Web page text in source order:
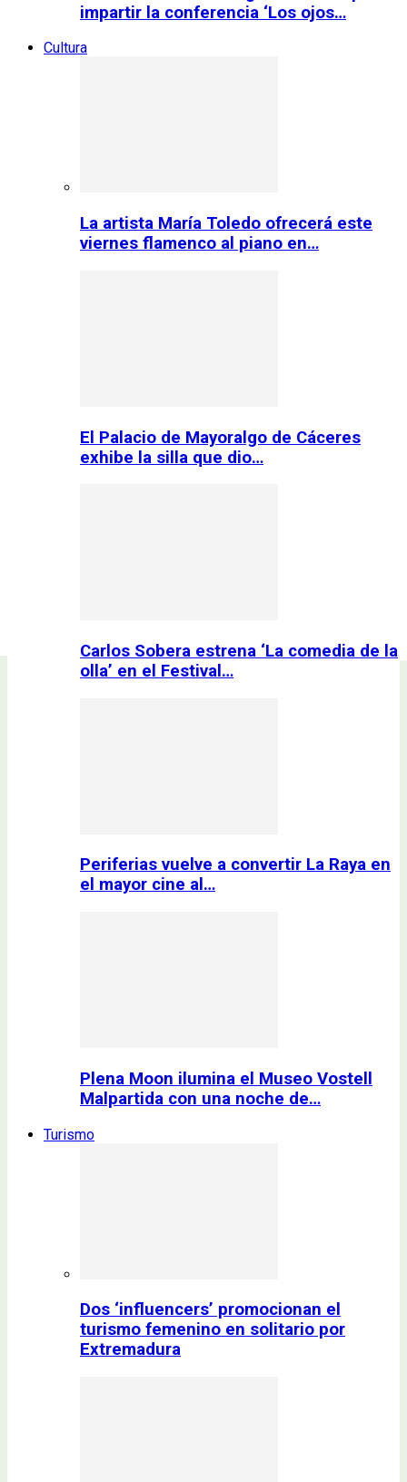
impartir la conferencia ‘Los ojos…
Cultura
La artista María Toledo ofrecerá este
viernes flamenco al piano en…
El Palacio de Mayoralgo de Cáceres
exhibe la silla que dio…
Carlos Sobera estrena ‘La comedia de la
olla’ en el Festival…
Periferias vuelve a convertir La Raya en
el mayor cine al…
Plena Moon ilumina el Museo Vostell
Malpartida con una noche de…
Turismo
Dos ‘influencers’ promocionan el
turismo femenino en solitario por
Extremadura